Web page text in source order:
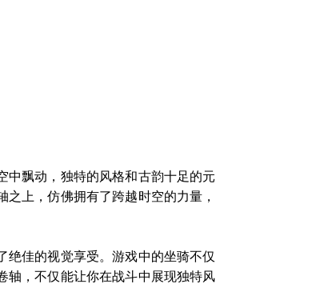
中飘动，独特的风格和古韵十足的元
上，仿佛拥有了跨越时空的力量，
绝佳的视觉享受。游戏中的坐骑不仅
轴，不仅能让你在战斗中展现独特风